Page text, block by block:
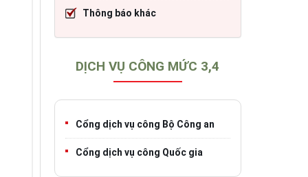
Thông báo khác
DỊCH VỤ CÔNG MỨC 3,4
Cổng dịch vụ công Bộ Công an
Cổng dịch vụ công Quốc gia